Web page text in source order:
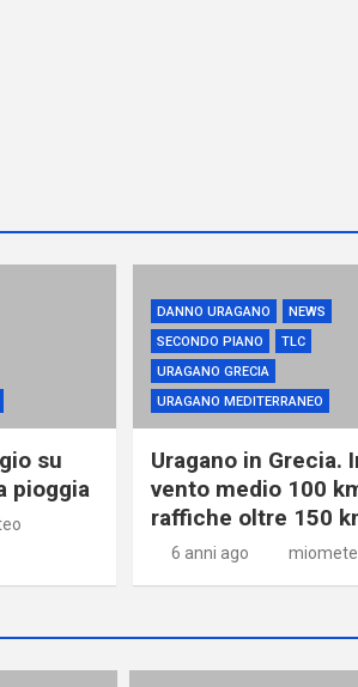
su
pioggia
DANNO URAGANO
NEWS
SECONDO PIANO
TLC
URAGANO GRECIA
URAGANO MEDITERRANEO
Uragano in Grecia.
vento medio 100
raffiche oltre 150
6 anni ago